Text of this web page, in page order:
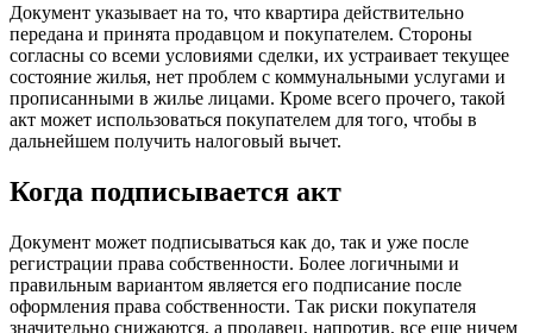
Документ указывает на то, что квартира действительно
передана и принята продавцом и покупателем. Стороны
согласны со всеми условиями сделки, их устраивает текущее
состояние жилья, нет проблем с коммунальными услугами и
прописанными в жилье лицами. Кроме всего прочего, такой
акт может использоваться покупателем для того, чтобы в
дальнейшем получить налоговый вычет.
Когда подписывается акт
Документ может подписываться как до, так и уже после
регистрации права собственности. Более логичными и
правильным вариантом является его подписание после
оформления права собственности. Так риски покупателя
значительно снижаются, а продавец, напротив, все еще ничем